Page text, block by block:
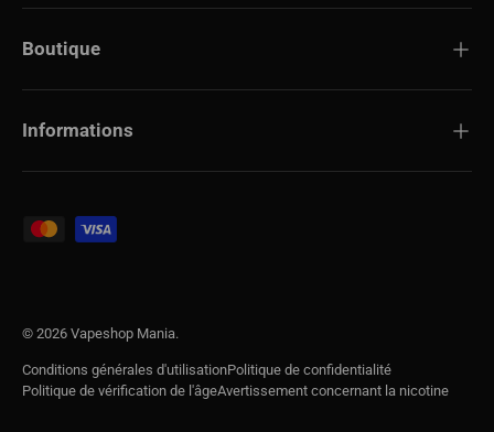
Boutique
Informations
Modes de paiement acceptés
© 2026 Vapeshop Mania.
Conditions générales d'utilisationPolitique de confidentialité
Politique de vérification de l'âgeAvertissement concernant la nicotine